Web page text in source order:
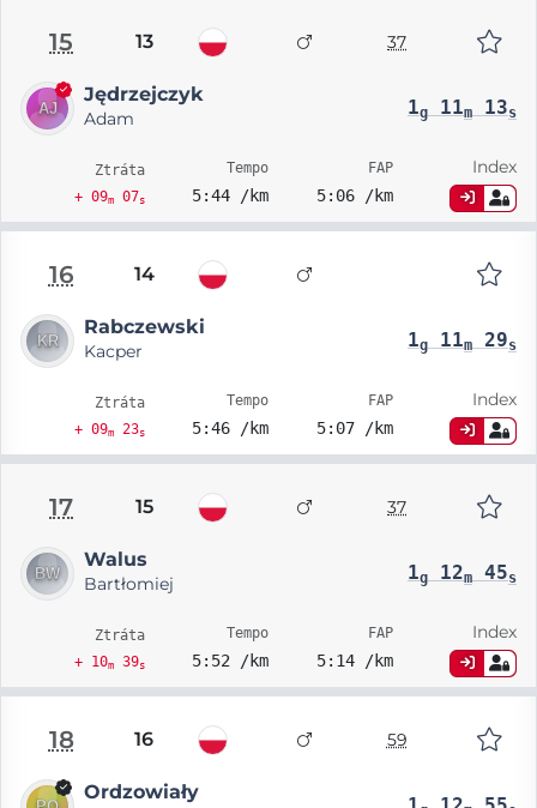
15 13 37
Jędrzejczyk
Adam 1g11m13s
Ztráta
+ 09m07s
Tempo
5:44 /km
FAP
5:06 /km
Index
16 14
Rabczewski
Kacper 1g11m29s
Ztráta
+ 09m23s
Tempo
5:46 /km
FAP
5:07 /km
Index
17 15 37
Walus
Bartłomiej 1g12m45s
Ztráta
+ 10m39s
Tempo
5:52 /km
FAP
5:14 /km
Index
18 16 59
Ordzowiały